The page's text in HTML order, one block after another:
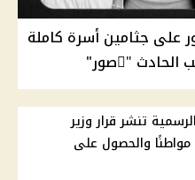
على جثامين أسرة كاملة
الحادث "ًصور"
تنشر قرار وزير
الداخلية بشأن 21 مواطنًا والحصول على